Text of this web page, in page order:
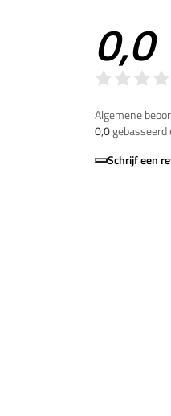
0,0
Algemene
0,0gebasseerd
Schrijf een